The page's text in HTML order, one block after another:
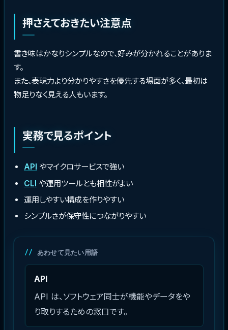
押さえておきたい注意点
書き味はかなりシンプルなので、好みが分かれることがありま
す。
また、表現力より分かりやすさを優先する場面が多く、最初は
物足りなく見える人もいます。
実務で見るポイント
API やマイクロサービスで強い
CLI や運用ツールとも相性がよい
運用しやすい構成を作りやすい
シンプルさが保守性につながりやすい
あわせて見たい用語
API
API は、ソフトウェア同士が機能やデータをや
り取りするための窓口です。